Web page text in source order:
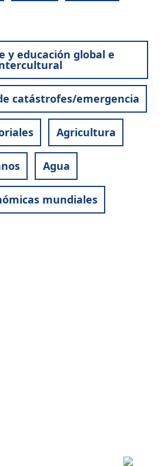
y educación global e
catástrofes/emergencia
Agricultura
Agua
mundiales